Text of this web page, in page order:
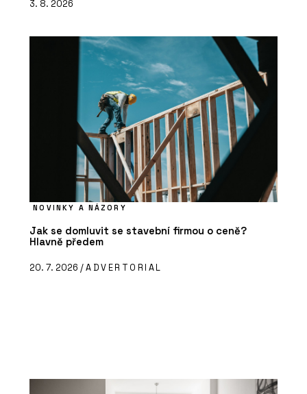
3. 8. 2026
NOVINKY A NÁZORY
Jak se domluvit se stavební firmou o ceně?
Hlavně předem
20. 7. 2026 /ADVERTORIAL